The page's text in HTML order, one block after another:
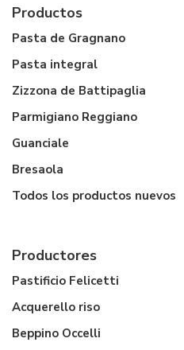
Productos
Pasta de Gragnano
Pasta integral
Zizzona de Battipaglia
Parmigiano Reggiano
Guanciale
Bresaola
Todos los productos nuevos
Productores
Pastificio Felicetti
Acquerello riso
Beppino Occelli